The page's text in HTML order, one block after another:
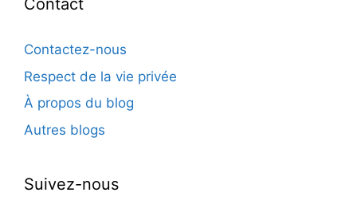
Contact
Contactez-nous
Respect de la vie privée
À propos du blog
Autres blogs
Suivez-nous